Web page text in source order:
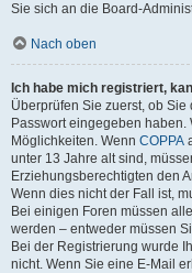
Sie sich an die Board-
Nach oben
Ich habe mich registriert,
Überprüfen Sie zuerst, ob
Passwort eingegeben
Möglichkeiten. Wenn COPPA
unter 13 Jahre alt sind,
Erziehungsberechtigten den
Wenn dies nicht der Fall ist,
Bei einigen Foren müssen
werden – entweder müssen
Bei der Registrierung wurde
nicht. Wenn Sie eine E-Mail